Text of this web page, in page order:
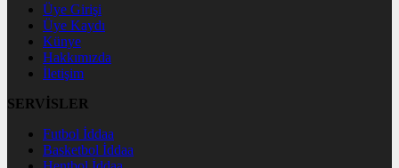
Üye Girişi
Üye Kaydı
Künye
Hakkımızda
İletişim
SERVİSLER
Futbol İddaa
Basketbol İddaa